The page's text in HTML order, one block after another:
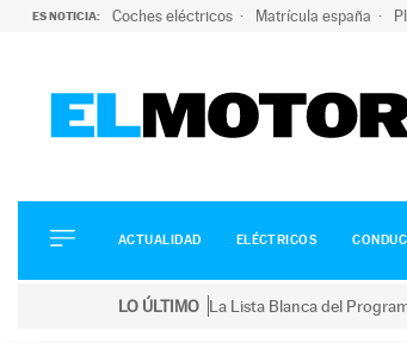
ES NOTICIA: Coches eléctricos Matrícula españa
ELÉCTRICOS
CONDUCIR
ACTUALIDAD ELÉCTRICOS
LO ÚLTIMO La Lista Blanca del